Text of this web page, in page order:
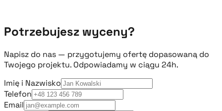
Potrzebujesz wyceny?
Napisz do nas — przygotujemy ofertę dopasowaną do
Twojego projektu. Odpowiadamy w ciągu 24h.
Imię i Nazwisko
Telefon
Email